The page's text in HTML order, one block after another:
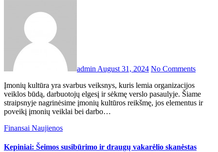
admin August 31, 2024 No Comments
Įmonių kultūra yra svarbus veiksnys, kuris lemia organizacijos
veiklos būdą, darbuotojų elgesį ir sėkmę verslo pasaulyje. Šiame
straipsnyje nagrinėsime įmonių kultūros reikšmę, jos elementus ir
poveikį įmonių veiklai bei darbo…
Finansai Naujienos
Kepiniai: Šeimos susibūrimo ir draugų vakarėlio skanėstas